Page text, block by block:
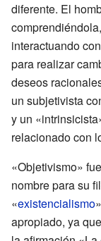
diferente. El
interactuando
para realizar
deseos
un subjetivista
y un
relacionado con
«Objetivismo»
nombre para su
«existencialismo
apropiado, ya